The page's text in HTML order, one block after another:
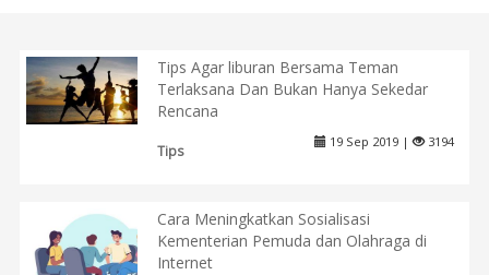
Tips Agar liburan Bersama Teman
Terlaksana Dan Bukan Hanya Sekedar
Rencana
Tips
19 Sep 2019 | 3194
Cara Meningkatkan Sosialisasi
Kementerian Pemuda dan Olahraga di
Internet